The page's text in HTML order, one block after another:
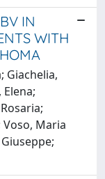
IN
WITH
Giachelia,
Maria